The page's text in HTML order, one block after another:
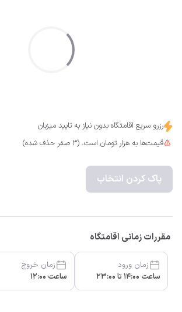
رزرو سریع اقامتگاه بدون نیاز به تایید میزبان
قیمت‌ها به هزار تومان است. (3 صفر حذف شده)
پاک کردن انتخاب
مقررات زمانی اقامتگاه
زمان ورود
ساعت 14:00 تا 23:00
زمان خروج
ساعت 12:00